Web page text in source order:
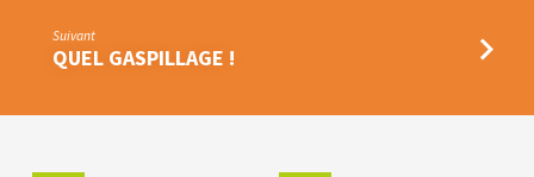
Suivant
QUEL GASPILLAGE !